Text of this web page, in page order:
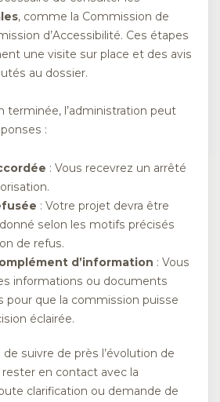
, comme la Commission de
d’Accessibilité. Ces étapes
une visite sur place et des avis
au dossier.
terminée, l’administration peut
:
: Vous recevrez un arrêté
: Votre projet devra être
selon les motifs précisés
de refus.
d’information : Vous
informations ou documents
pour que la commission puisse
éclairée.
suivre de près l’évolution de
en contact avec la
clarification ou demande de